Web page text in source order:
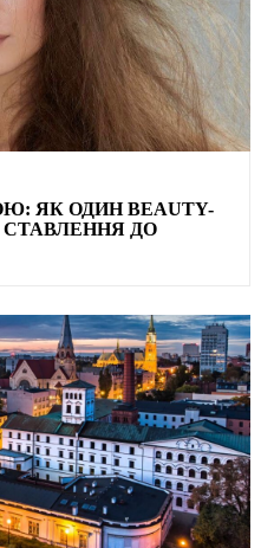
ЯК ОДИН BEAUTY-
СТАВЛЕННЯ ДО